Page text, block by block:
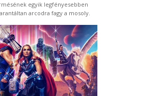
egyik legfényesebben
arcodra fagy a mosoly.